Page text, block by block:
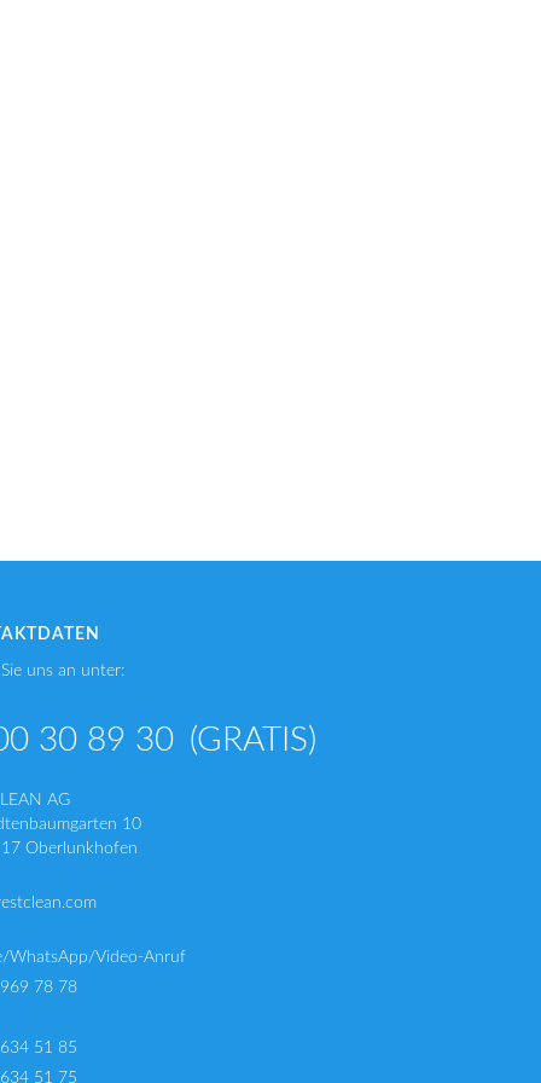
uns an unter:
30 89 30 (GRATIS)
AG
10
Oberlunkhofen
WhatsApp/Video-Anruf
78 78
51 85
51 75